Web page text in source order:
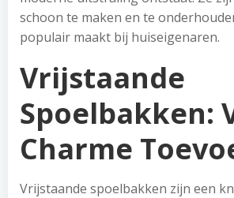
schoon te maken en te
populair maakt bij huiseigenaren.
Vrijstaande
Spoelbakken:
Charme
Vrijstaande spoelbakken zijn een